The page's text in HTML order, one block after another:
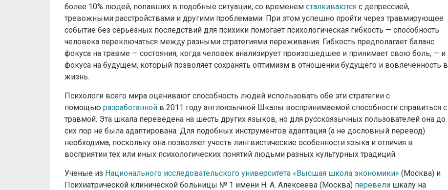
более 10% людей, попавших в подобные ситуации, со временем сталкиваются с депрессией,
тревожными расстройствами и другими проблемами. При этом успешно пройти через травмирующее
событие без серьезных последствий для психики помогает психологическая гибкость — способность
человека переключаться между разными стратегиями переживания. Гибкость предполагает баланс
фокуса на травме — состояния, когда человек анализирует произошедшее и принимает свою боль, — и
фокуса на будущем, который позволяет сохранять оптимизм в отношении будущего и вовлеченность в
жизнь.
Психологи всего мира оценивают способность людей использовать обе эти стратегии с
помощью разработанной в 2011 году англоязычной Шкалы воспринимаемой способности справиться с
травмой. Эта шкала переведена на шесть других языков, но для русскоязычных пользователей она до
сих пор не была адаптирована. Для подобных инструментов адаптация (а не дословный перевод)
необходима, поскольку она позволяет учесть лингвистические особенности языка и отличия в
восприятии тех или иных психологических понятий людьми разных культурных традиций.
Ученые из Национального исследовательского университета «Высшая школа экономики» (Москва) и
Психиатрической клинической больницы № 1 имени Н. А. Алексеева (Москва) перевели шкалу на